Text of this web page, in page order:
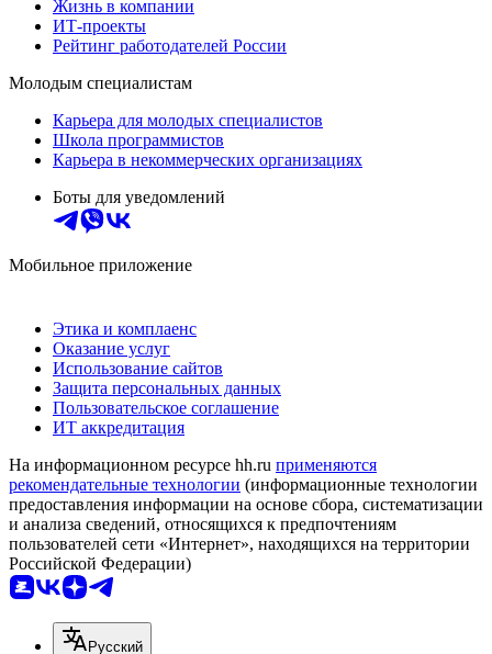
Жизнь в компании
ИТ-проекты
Рейтинг работодателей России
Молодым специалистам
Карьера для молодых специалистов
Школа программистов
Карьера в некоммерческих организациях
Боты для уведомлений
Мобильное приложение
Этика и комплаенс
Оказание услуг
Использование сайтов
Защита персональных данных
Пользовательское соглашение
ИТ аккредитация
На информационном ресурсе hh.ru применяются
рекомендательные технологии (информационные технологии
предоставления информации на основе сбора, систематизации
и анализа сведений, относящихся к предпочтениям
пользователей сети «Интернет», находящихся на территории
Российской Федерации)
Русский